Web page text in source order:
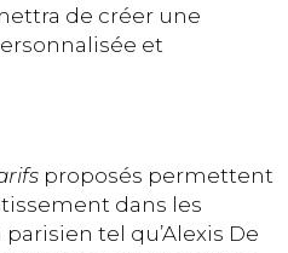
de créer une
et
proposés permettent
dans les
tel qu’Alexis De